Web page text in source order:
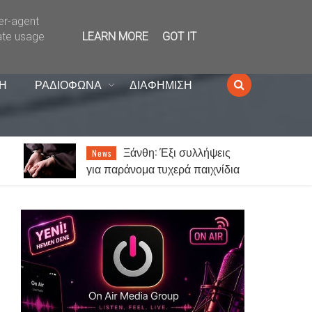
ΡΑΔΙΟΦΩΝΑ ΔΙΑΦΗΜΙΣΗ
News
Καιρός: Ζέστη με λίγες
νεφώσεις και 7 μποφόρ μελτέμι
agent
usage
LEARN MORE GOT IT